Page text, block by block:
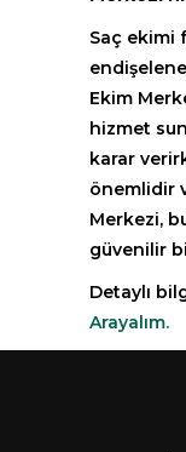
Saç ekimi
Ekim
hizmet
karar
önemlidir
Merkezi,
güvenilir
Detaylı
Arayalım.